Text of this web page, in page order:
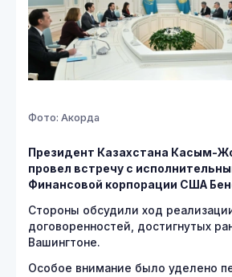
Фото: Акорда
Президент Казахстана Касым-
провел встречу с
Финансовой корпорации США
Стороны обсудили ход
договоренностей, достигнутых
Вашингтоне.
Особое внимание было уделено